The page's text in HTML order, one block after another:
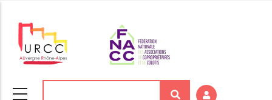
contenu
principal